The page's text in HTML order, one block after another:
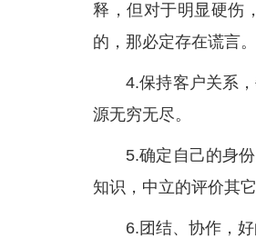
释，但对于明显硬伤
的，那必定存在谎言。
4.保持客户关系
源无穷无尽。
5.确定自己的身
知识，中立的评价其
6.团结、协作，好